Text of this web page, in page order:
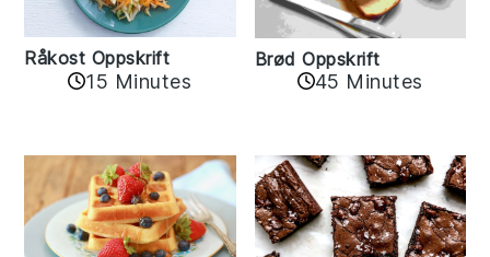
Råkost Oppskrift
15 Minutes
Brød Oppskrift
45 Minutes